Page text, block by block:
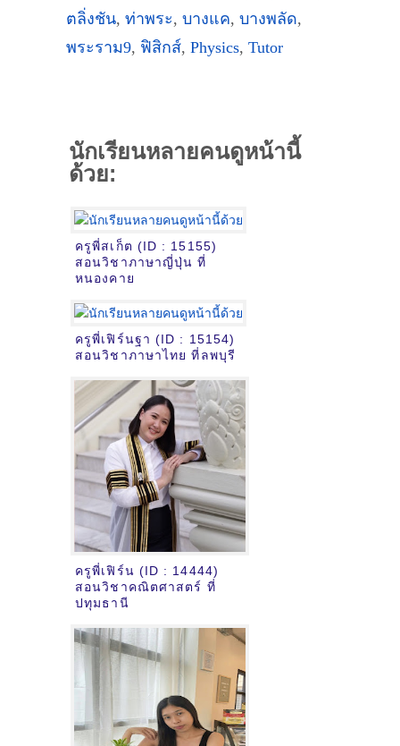
ตลิ่งชัน, ท่าพระ, บางแค, บางพลัด,
พระราม9, ฟิสิกส์, Physics, Tutor
นักเรียนหลายคนดูหน้านี้
ด้วย:
ครูพี่สเก็ต (ID : 15155)
สอนวิชาภาษาญี่ปุ่น ที่
หนองคาย
ครูพี่เฟิร์นฐา (ID : 15154)
สอนวิชาภาษาไทย ที่ลพบุรี
ครูพี่เฟิร์น (ID : 14444)
สอนวิชาคณิตศาสตร์ ที่
ปทุมธานี